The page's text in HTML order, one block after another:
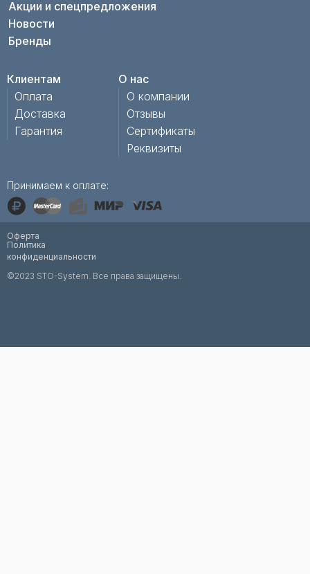
Акции и спецпредложения
Новости
Бренды
Клиентам
Оплата
Доставка
Гарантия
О нас
О компании
Отзывы
Сертификаты
Реквизиты
Принимаем к оплате:
©2023 STO-System. Все права защищены.
Политика
конфиденциальности
Оферта